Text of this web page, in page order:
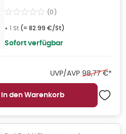
(0)
• 1 St (= 82.99 €/St)
Sofort verfügbar
UVP/AVP Ehemaliger
98,77 €*
In den Warenkorb